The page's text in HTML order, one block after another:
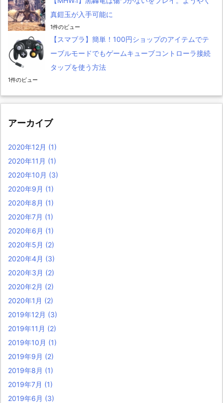
真鎧玉が入手可能に
1件のビュー
【スマブラ】簡単！100円ショップのアイテムでテ
ーブルモードでもゲームキューブコントローラ接続
タップを使う方法
1件のビュー
アーカイブ
2020年12月 (1)
2020年11月 (1)
2020年10月 (3)
2020年9月 (1)
2020年8月 (1)
2020年7月 (1)
2020年6月 (1)
2020年5月 (2)
2020年4月 (3)
2020年3月 (2)
2020年2月 (2)
2020年1月 (2)
2019年12月 (3)
2019年11月 (2)
2019年10月 (1)
2019年9月 (2)
2019年8月 (1)
2019年7月 (1)
2019年6月 (3)